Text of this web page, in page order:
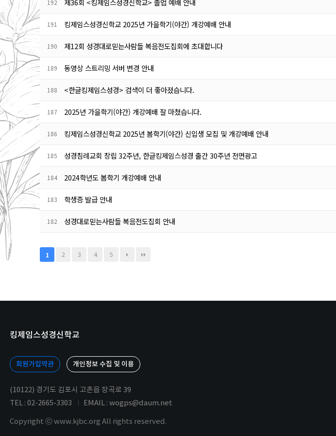
192 제36회 <킹제임스성경신학교> 졸업 예배 안내
191 킹제임스성경신학교 2025년 가을학기(야간) 개강예배 안내
190 제12회 성경대로믿는사람들 복음전도집회에 초대합니다
189 동영상 스트리밍 서버 변경 안내
188 <한글킹제임스성경> 검색이 더 좋아졌습니다.
187 2025년 가을학기(야간) 개강예배 잘 마쳤습니다.
186 킹제임스성경신학교 2025년 봄학기(야간) 신입생 모집 및 개강예배 안내
185 성경침례교회 창립 32주년, 한글킹제임스성경 출간 30주년 전면광고
184 2024학년도 봄학기 개강예배 안내
183 학생증 발급 안내
182 성경대로믿는사람들 복음전도집회 안내
1 2 3 4 5
킹제임스성경신학교
회원가입약관 개인정보 수집 및 이용
(10122) 경기도 김포시 고촌읍 장곡로 39
TEL : 02-2665-3303
EMAIL : wogps@daum.net
Copyright ⓒ www.kjbc.org All rights reserved.